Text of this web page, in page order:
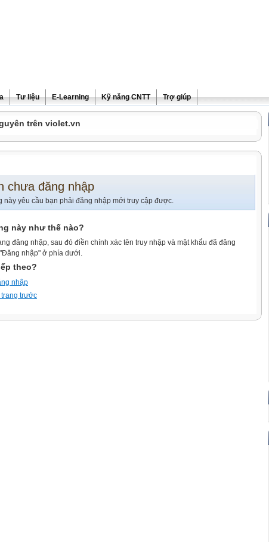
Tư liệu E-Learning Kỹ năng CNTT Trợ giúp
trên violet.vn
chưa đăng nhập
này yêu cầu bạn phải đăng nhập mới truy cập được.
này như thế nào?
đăng nhập, sau đó điền chính xác tên truy nhập và mật khẩu đã đăng
nhập" ở phía dưới.
theo?
nhập
trước